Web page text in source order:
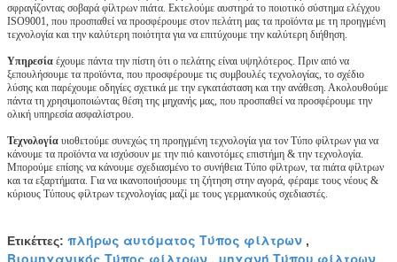
σφραγίζοντας σοβαρά φίλτρων πιάτα. Εκτελούμε αυστηρά το ποιοτικό σύστημα ελέγχου
ISO9001, που προσπαθεί να προσφέρουμε στον πελάτη μας τα προϊόντα με τη προηγμένη
τεχνολογία και την καλύτερη ποιότητα για να επιτύχουμε την καλύτερη διήθηση.
Υπηρεσία έχουμε πάντα την πίστη ότι ο πελάτης είναι υψηλότερος. Πριν από να
ξεπουλήσουμε τα προϊόντα, που προσφέρουμε τις συμβουλές τεχνολογίας, το σχέδιο
λύσης και παρέχουμε οδηγίες σχετικά με την εγκατάσταση και την ανάθεση. Ακολουθούμε
πάντα τη χρησιμοποιώντας θέση της μηχανής μας, που προσπαθεί να προσφέρουμε την
ολική υπηρεσία ασφαλίστρου.
Τεχνολογία υιοθετούμε συνεχώς τη προηγμένη τεχνολογία για τον Τύπο φίλτρων για να
κάνουμε τα προϊόντα να ισχύσουν με την πιό καινοτόμες επιστήμη & την τεχνολογία.
Μπορούμε επίσης να κάνουμε σχεδιασμένο το συνήθεια Τύπο φίλτρων, τα πιάτα φίλτρων
και τα εξαρτήματα. Για να ικανοποιήσουμε τη ζήτηση στην αγορά, φέραμε τους νέους &
κύριους Τύπους φίλτρων τεχνολογίας μαζί με τους γερμανικούς σχεδιαστές.
Ετικέττες: πλήρως αυτόματος Τύπος φίλτρων ,
Βιομηχανικός Τύπος φίλτρων μηχανή Τύπου φίλτρων